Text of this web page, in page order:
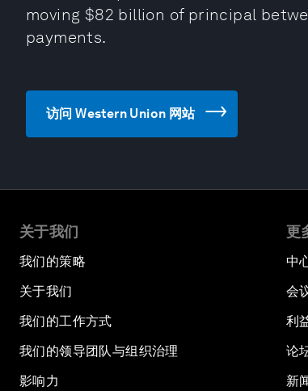
moving $82 billion of principal
payments.
访问 Western Union 网站
关于我们
我们的策略
关于我们
我们的工作方式
我们的领导团队与组织治理
影响力
更
中
会
利
论
新